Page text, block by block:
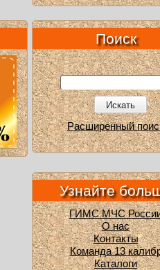
Поиск
Искать
Расширенный
Узнайте
ГИМС МЧС
О нас
Контакты
Команда 13
Каталоги